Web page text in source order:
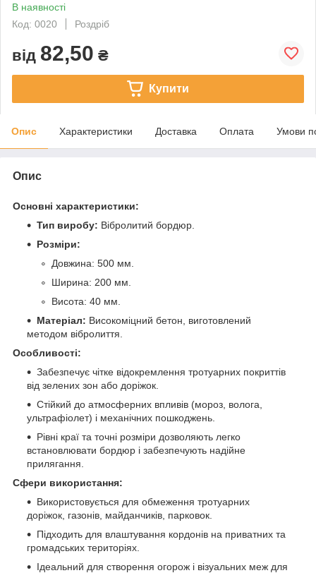
В наявності
Код: 0020
Роздріб
від 82,50 ₴
Купити
Опис Характеристики Доставка Оплата Умови
Опис
Основні характеристики:
Тип виробу: Вібролитий бордюр.
Розміри:
Довжина: 500 мм.
Ширина: 200 мм.
Висота: 40 мм.
Матеріал: Високоміцний бетон, виготовлений
методом вібролиття.
Особливості:
Забезпечує чітке відокремлення тротуарних покриттів
від зелених зон або доріжок.
Стійкий до атмосферних впливів (мороз, волога,
ультрафіолет) і механічних пошкоджень.
Рівні краї та точні розміри дозволяють легко
встановлювати бордюр і забезпечують надійне
прилягання.
Сфери використання:
Використовується для обмеження тротуарних
доріжок, газонів, майданчиків, парковок.
Підходить для влаштування кордонів на приватних та
громадських територіях.
Ідеальний для створення огорож і візуальних меж для